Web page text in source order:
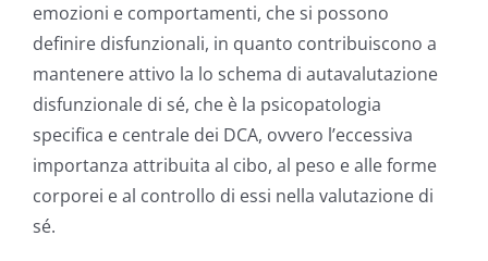
emozioni e comportamenti, che si possono
definire disfunzionali, in quanto contribuiscono a
mantenere attivo la lo schema di autavalutazione
disfunzionale di sé, che è la psicopatologia
specifica e centrale dei DCA, ovvero l’eccessiva
importanza attribuita al cibo, al peso e alle forme
corporei e al controllo di essi nella valutazione di
sé.